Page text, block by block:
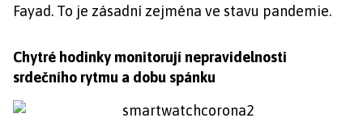
Fayad. To je zásadní zejména ve stavu pandemie.
Chytré hodinky monitorují nepravidelnosti
srdečního rytmu a dobu spánku